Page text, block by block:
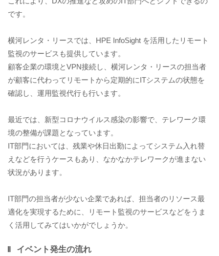
です。
横河レンタ・リースでは、HPE InfoSight を活用したリモート
監視のサービスも提供しています。
顧客企業の環境とVPN接続し、横河レンタ・リースの担当者
が顧客に代わってリモートから定期的にITシステムの状態を
確認し、運用監視代行も行います。
最近では、新型コロナウイルス感染の影響で、テレワーク環
境の整備が課題となっています。
IT部門においては、残業や休日出勤によってシステム入れ替
えなどを行うケースもあり、なかなかテレワークが進まない
状況があります。
IT部門の担当者が少ない企業であれば、担当者のリソース最
適化を実現するために、リモート監視のサービスなどをうま
く活用してみてはいかがでしょうか。
イベント発生の流れ